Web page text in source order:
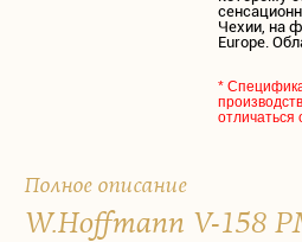
Чехии, на
Europe.
*
отличаться
Полное описание
W.Hoffmann V-158